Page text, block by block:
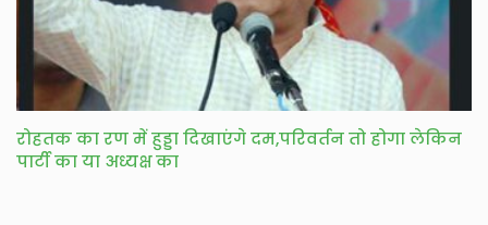
रोहतक का रण में हुड्डा दिखाएंगे दम,परिवर्तन तो होगा लेकिन
पार्टी का या अध्यक्ष का